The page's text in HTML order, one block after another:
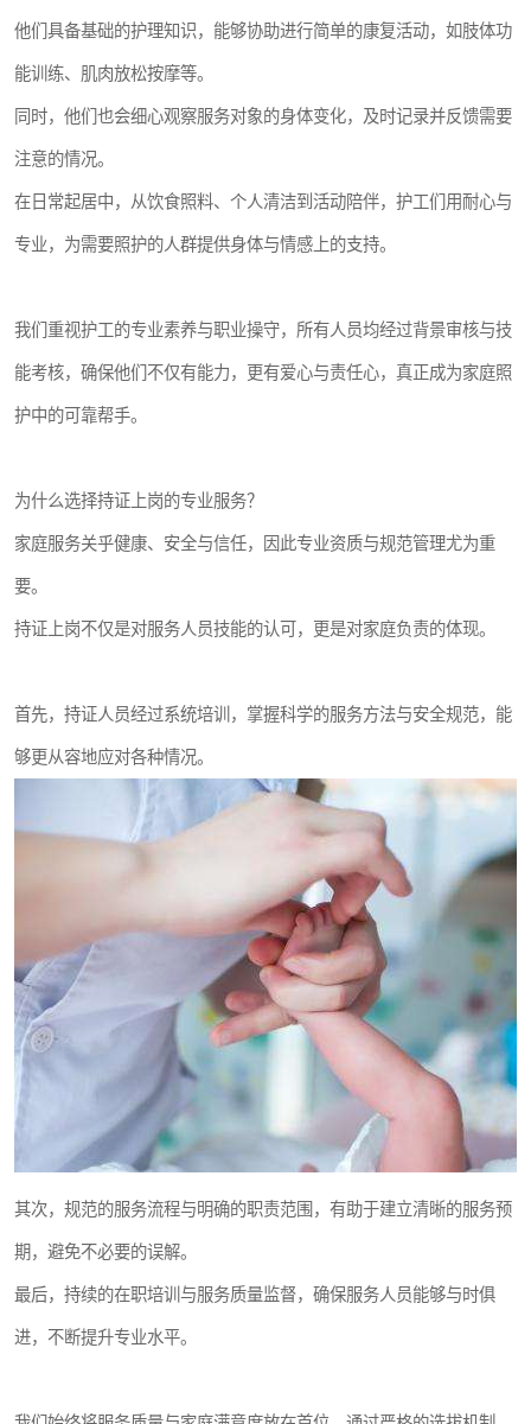
他们具备基础的护理知识，能够协助进行简单的康复活动，如肢体功
能训练、肌肉放松按摩等。
同时，他们也会细心观察服务对象的身体变化，及时记录并反馈需要
注意的情况。
在日常起居中，从饮食照料、个人清洁到活动陪伴，护工们用耐心与
专业，为需要照护的人群提供身体与情感上的支持。
我们重视护工的专业素养与职业操守，所有人员均经过背景审核与技
能考核，确保他们不仅有能力，更有爱心与责任心，真正成为家庭照
护中的可靠帮手。
为什么选择持证上岗的专业服务？
家庭服务关乎健康、安全与信任，因此专业资质与规范管理尤为重
要。
持证上岗不仅是对服务人员技能的认可，更是对家庭负责的体现。
首先，持证人员经过系统培训，掌握科学的服务方法与安全规范，能
够更从容地应对各种情况。
其次，规范的服务流程与明确的职责范围，有助于建立清晰的服务预
期，避免不必要的误解。
最后，持续的在职培训与服务质量监督，确保服务人员能够与时俱
进，不断提升专业水平。